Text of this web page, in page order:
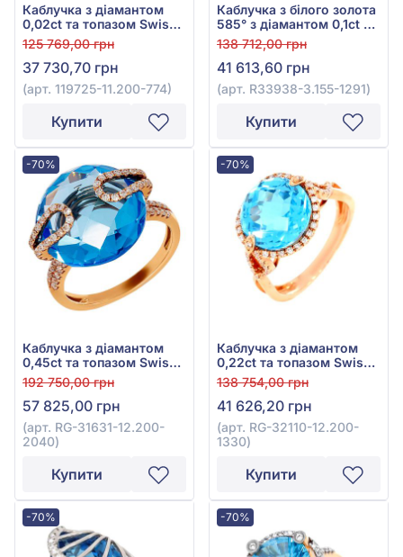
Каблучка з діамантом
0,02ct та топазом Swiss
Blue 14,21ct із червоного
золота 585°, арт. 119725-
11.200-774
125 769,00 грн
37 730,70 грн
(арт. 119725-11.200-774)
Купити
Каблучка з білого золота
585° з діамантом 0,1ct та
топазом Swiss Blue
11,6ct, арт. R33938-3.155-
1291
138 712,00 грн
41 613,60 грн
(арт. R33938-3.155-1291)
Купити
-70%
Каблучка з діамантом
0,45ct та топазом Swiss
Blue 15,7ct із червоного
золота 585°, арт. RG-
31631-12.200-2040
192 750,00 грн
57 825,00 грн
(арт. RG-31631-12.200-
2040)
Купити
-70%
Каблучка з діамантом
0,22ct та топазом Swiss
Blue 6,5ct із червоного
золота 585°, арт. RG-
32110-12.200-1330
138 754,00 грн
41 626,20 грн
(арт. RG-32110-12.200-
1330)
Купити
-70% -70%